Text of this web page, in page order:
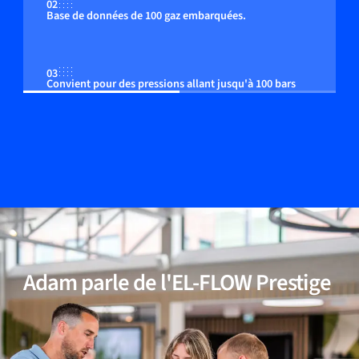
02
Base de données de 100 gaz embarquées.
03
Convient pour des pressions allant jusqu'à 100 bars
05
Convient aux gaz non inertes (réactifs)
06
Compensation précise de la température
Adam parle de l'EL-FLOW Prestige